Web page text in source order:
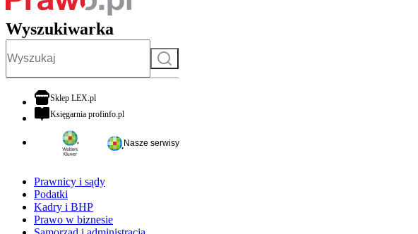
Wyszukiwarka
Szukaj
Sklep LEX.plotwiera się w nowej karcie
Księgarnia profinfo.plotwiera się w nowej karcie
Nasze serwisy
Prawnicy i sądy
Podatki
Kadry i BHP
Prawo w biznesie